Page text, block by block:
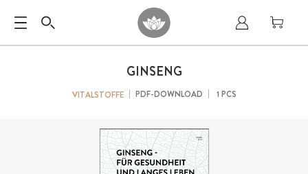
GINSENG
VITALSTOFFE PDF-DOWNLOAD 1 PCS